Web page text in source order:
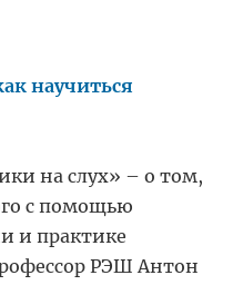
научиться
на слух» – о том,
с помощью
и практике
РЭШ Антон